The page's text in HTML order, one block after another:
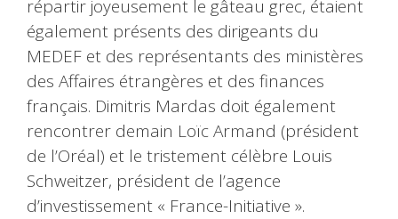
répartir joyeusement le gâteau grec, étaient
également présents des dirigeants du
MEDEF et des représentants des ministères
des Affaires étrangères et des finances
français. Dimitris Mardas doit également
rencontrer demain Loïc Armand (président
de l’Oréal) et le tristement célèbre Louis
Schweitzer, président de l’agence
d’investissement « France-Initiative ».